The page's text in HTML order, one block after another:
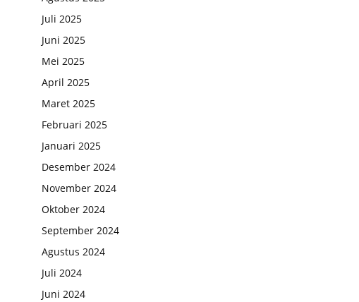
Juli 2025
Juni 2025
Mei 2025
April 2025
Maret 2025
Februari 2025
Januari 2025
Desember 2024
November 2024
Oktober 2024
September 2024
Agustus 2024
Juli 2024
Juni 2024